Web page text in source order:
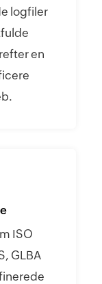
logfiler
en
ISO
GLBA